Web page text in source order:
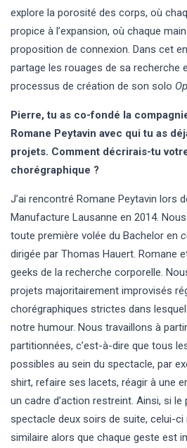
explore la porosité des corps, où
propice à l’expansion, où chaque
proposition de connexion. Dans cet
partage les rouages de sa recherche
processus de création de son solo
Pierre, tu as co-fondé la
Romane Peytavin avec qui tu as
projets. Comment décrirais-tu
chorégraphique ?
J’ai rencontré Romane Peytavin lors
Manufacture Lausanne en 2014.
toute première volée du Bachelor en
dirigée par Thomas Hauert. Romane
geeks de la recherche corporelle.
projets majoritairement improvisés
chorégraphiques strictes dans
notre humour. Nous travaillons à
partitionnées, c’est-à-dire que tous
possibles au sein du spectacle, par
shirt, refaire ses lacets, réagir à une
un cadre d’action restreint. Ainsi, si le
spectacle deux soirs de suite, celui-
similaire alors que chaque geste est